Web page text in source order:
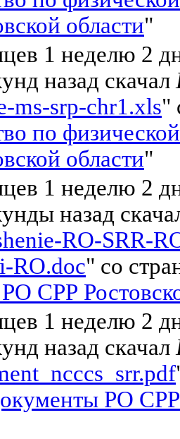
области"
1 неделю 2
назад скачал
ms-srp-chr1.xls"
по
области"
1 неделю 2
назад
RO-SRR-
RO.doc" со
СРР
1 неделю 2
назад скачал
РО СРР